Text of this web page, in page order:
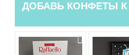
ДОБАВЬ КОНФЕТЫ К